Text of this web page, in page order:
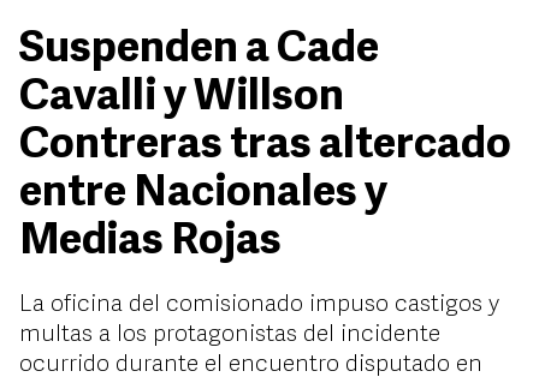
Suspenden a Cade
Cavalli y Willson
Contreras tras altercado
entre Nacionales y
Medias Rojas
La oficina del comisionado impuso castigos y
multas a los protagonistas del incidente
ocurrido durante el encuentro disputado en